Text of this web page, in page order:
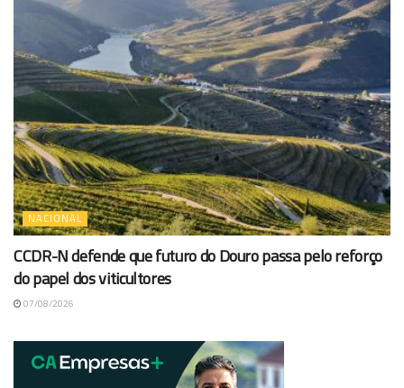
NACIONAL
CCDR-N defende que futuro do Douro passa pelo reforço
do papel dos viticultores
07/08/2026